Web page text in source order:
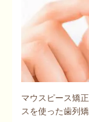
マウスピース矯
スを使った歯列矯